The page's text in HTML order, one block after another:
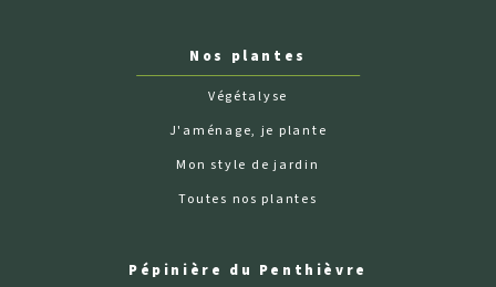
Nos plantes
Végétalyse
J'aménage, je plante
Mon style de jardin
Toutes nos plantes
Pépinière du Penthièvre